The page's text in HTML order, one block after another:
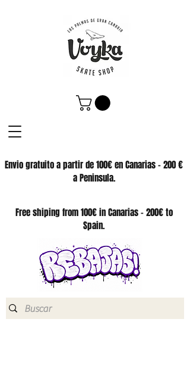
Envio gratuito a partir de 100€ en Canarias - 200 €
a Peninsula.
SKATE SHOP
Free shiping from 100€ in Canarias - 200€ to
Spain.